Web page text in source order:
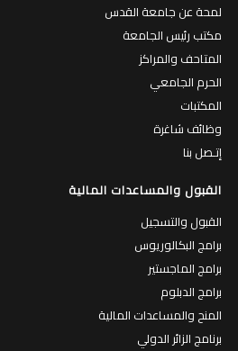
لمحة عن جامعة القدس
مكتب رئيس الجامعة
المتاحف والمراكز
الحرم الجامعي
المكتبات
وظائف شاغرة
إتـصل بنا
القبول والمساعدات المالية
القبول والتسجيل
برامج البكالوريوس
برامج الماجستير
برامج الدبلوم
المنح والمساعدات المالية
برنامج الزائر الدولي